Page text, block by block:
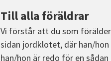
Till alla föräldrar
Vi förstår att du som
sidan jordklotet, där han/
han/hon är redo för en